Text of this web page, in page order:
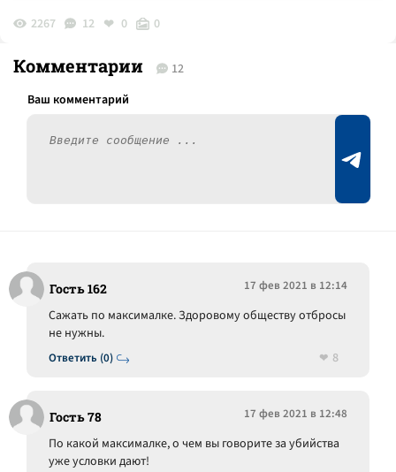
2267 12 0 0
Комментарии 12
Гость 162 17 фев 2021 в 12:14
Ответить (0)
Сажать по максималке. Здоровому обществу отбросы
не нужны.
8
Гость 78 17 фев 2021 в 12:48
По какой максималке, о чем вы говорите за убийства
уже условки дают!